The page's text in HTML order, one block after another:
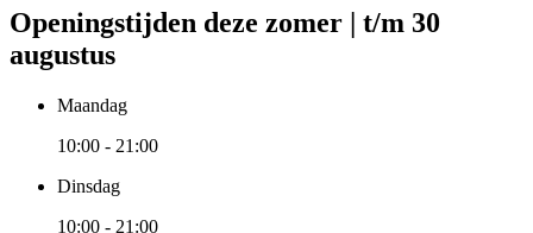
Openingstijden deze zomer | t/m 30
augustus
Maandag
10:00 - 21:00
Dinsdag
10:00 - 21:00